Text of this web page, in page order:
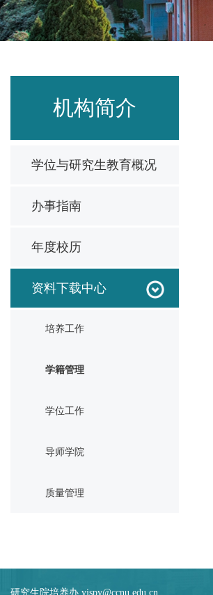
机构简介
学位与研究生教育概况
办事指南
年度校历
资料下载中心
培养工作
学籍管理
学位工作
导师学院
质量管理
研究生院培养办 yjspy@ccnu.edu.cn